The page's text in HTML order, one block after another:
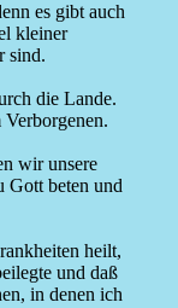
es gibt auch
kleiner
sind.
die Lande.
Verborgenen.
wir unsere
Gott beten und
heilt,
und daß
in denen ich